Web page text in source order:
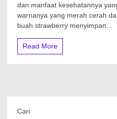
dan manfaat kesehatannya
warnanya yang merah cerah
buah strawberry menyimpan...
Read More
Cari